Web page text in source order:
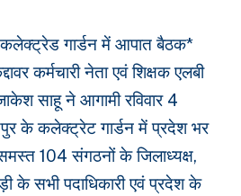
कलेक्ट्रेड गार्डन में आपात बैठक*
कर्मचारी नेता एवं शिक्षक एलबी
साहू ने आगामी रविवार 4
के कलेक्ट्रेट गार्डन में प्रदेश भर
104 संगठनों के जिलाध्यक्ष,
के सभी पदाधिकारी एवं प्रदेश के